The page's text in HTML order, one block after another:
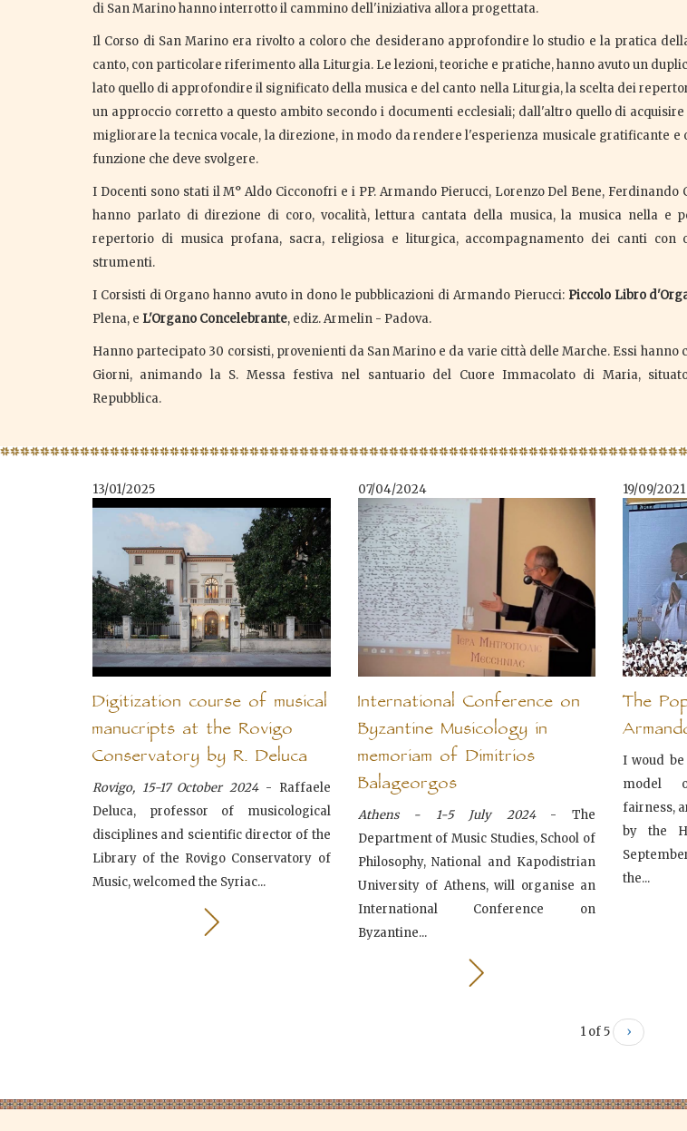
di San Marino hanno interrotto il cammino dell'iniziativa allora progettata.
Il Corso di San Marino era rivolto a coloro che desiderano approfondire lo studio e la pratica
canto, con particolare riferimento alla Liturgia. Le lezioni, teoriche e pratiche, hanno avuto un
lato quello di approfondire il significato della musica e del canto nella Liturgia, la scelta dei
un approccio corretto a questo ambito secondo i documenti ecclesiali; dall'altro quello di
migliorare la tecnica vocale, la direzione, in modo da rendere l'esperienza musicale gratificante e
funzione che deve svolgere.
I Docenti sono stati il M° Aldo Cicconofri e i PP. Armando Pierucci, Lorenzo Del Bene, Ferdinando
hanno parlato di direzione di coro, vocalità, lettura cantata della musica, la musica nella e
repertorio di musica profana, sacra, religiosa e liturgica, accompagnamento dei canti con
strumenti.
I Corsisti di Organo hanno avuto in dono le pubblicazioni di Armando Pierucci:Piccolo Libro
Plena, e L'Organo Concelebrante, ediz. Armelin - Padova.
Hanno partecipato 30 corsisti, provenienti da San Marino e da varie città delle Marche. Essi hanno
Giorni, animando la S. Messa festiva nel santuario del Cuore Immacolato di Maria,
Repubblica.
13/01/2025
Digitization course of musical
manucripts at the Rovigo
Conservatory by R. Deluca
Rovigo, 15-17 October 2024- Raffaele
Deluca, professor of musicological
disciplines and scientific director of the
Library of the Rovigo Conservatory of
Music, welcomed the Syriac...
07/04/2024
International Conference on
Byzantine Musicology in
memoriam of Dimitrios
Balageorgos
Athens - 1-5 July 2024- The
Department of Music Studies, School of
Philosophy, National and Kapodistrian
University of Athens, will organise an
International Conference on
Byzantine...
19/09/2021
The
I woud
model
fairness,
by the
the...
1 of 5 ›